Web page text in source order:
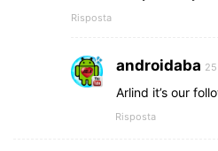
Risposta
androidaba
Arlind it’s our
Risposta